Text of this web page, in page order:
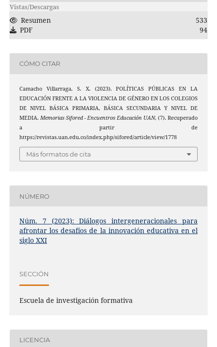
Vistas/Descargas
Resumen
533
PDF
94
CÓMO CITAR
Camacho Villarraga, S. X. (2023). POLÍTICAS PÚBLICAS EN LA
EDUCACIÓN FRENTE A LA VIOLENCIA DE GÉNERO EN LOS COLEGIOS
DE NIVEL BÁSICA PRIMARIA, BÁSICA SECUNDARIA Y NIVEL DE
MEDIA. Memorias Sifored - Encuentros Educación UAN, (7). Recuperado
a partir de
https://revistas.uan.edu.co/index.php/sifored/article/view/1778
Más formatos de cita
NÚMERO
Núm. 7 (2023): Diálogos intergeneracionales para
afrontar los desafíos de la innovación educativa en el
siglo XXI
SECCIÓN
Escuela de investigación formativa
LICENCIA